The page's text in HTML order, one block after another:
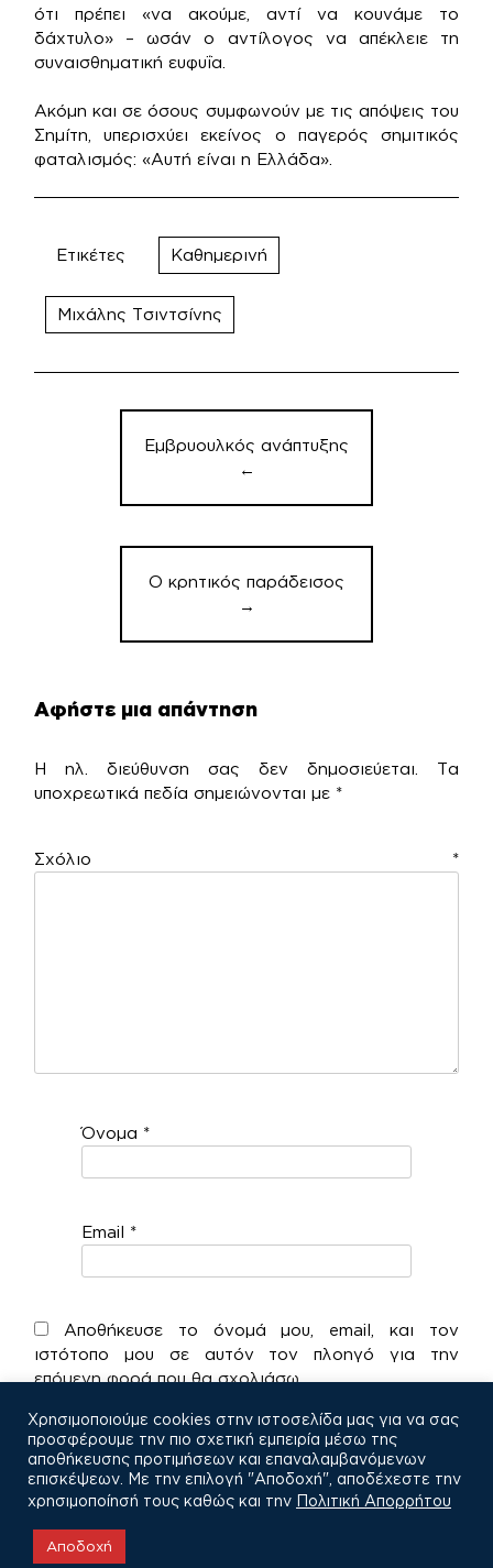
ότι πρέπει «να ακούμε, αντί να κουνάμε το
δάχτυλο» – ωσάν ο αντίλογος να απέκλειε τη
συναισθηματική ευφυΐα.
Ακόμη και σε όσους συμφωνούν με τις απόψεις του
Σημίτη, υπερισχύει εκείνος ο παγερός σημιτικός
φαταλισμός: «Αυτή είναι η Ελλάδα».
Ετικέτες Καθημερινή
Μιχάλης Τσιντσίνης
Πλοήγηση
άρθρων
Εμβρυουλκός ανάπτυξης
←
Ο κρητικός παράδεισος
→
Αφήστε μια απάντηση
Η ηλ. διεύθυνση σας δεν δημοσιεύεται.
Τα
υποχρεωτικά πεδία σημειώνονται με *
Σχόλιο *
Όνομα *
Email *
Αποθήκευσε το όνομά μου, email, και τον
ιστότοπο μου σε αυτόν τον πλοηγό για την
επόμενη φορά που θα σχολιάσω.
Χρησιμοποιούμε cookies στην ιστοσελίδα μας για να σας
προσφέρουμε την πιο σχετική εμπειρία μέσω της
αποθήκευσης προτιμήσεων και επαναλαμβανόμενων
επισκέψεων. Με την επιλογή "Αποδοχή", αποδέχεστε την
χρησιμοποίησή τους καθώς και την Πολιτική Απορρήτου
Αποδοχή